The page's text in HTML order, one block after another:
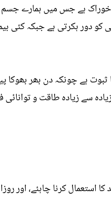
خوراک ہے جس میں ہمارے
دور ہکرتی ہے جبکہ کئی
ہے چونکہ دن بھر بھوکا
سے زیادہ طاقت و توانائی
کرنا چاہئے، اور